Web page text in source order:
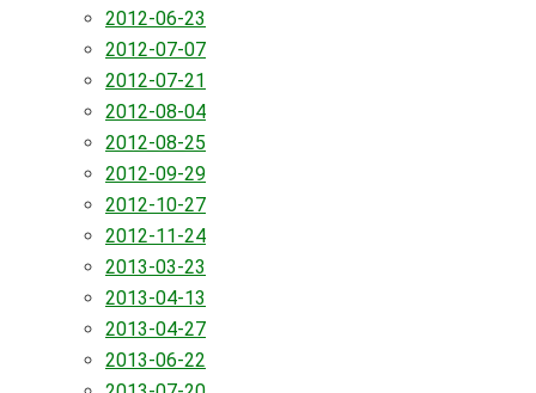
2012-06-23
2012-07-07
2012-07-21
2012-08-04
2012-08-25
2012-09-29
2012-10-27
2012-11-24
2013-03-23
2013-04-13
2013-04-27
2013-06-22